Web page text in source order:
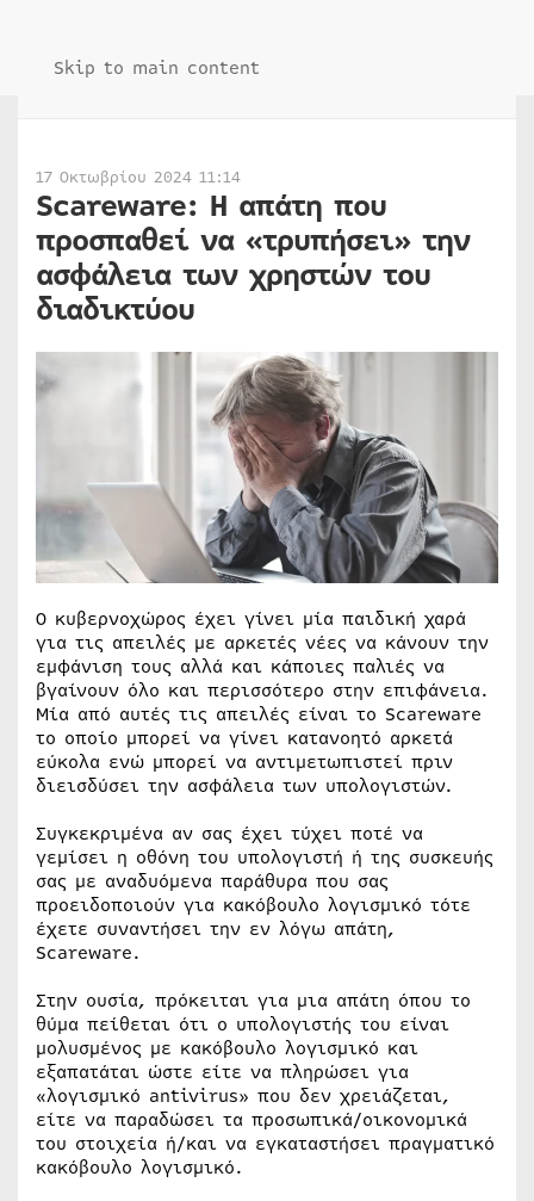
Skip to main content
17 Οκτωβρίου 2024 11:14
Scareware: Η απάτη που
προσπαθεί να «τρυπήσει» την
ασφάλεια των χρηστών του
διαδικτύου
Ο κυβερνοχώρος έχει γίνει μία παιδική χαρά
για τις απειλές με αρκετές νέες να κάνουν την
εμφάνιση τους αλλά και κάποιες παλιές να
βγαίνουν όλο και περισσότερο στην επιφάνεια.
Μία από αυτές τις απειλές είναι το Scareware
το οποίο μπορεί να γίνει κατανοητό αρκετά
εύκολα ενώ μπορεί να αντιμετωπιστεί πριν
διεισδύσει την ασφάλεια των υπολογιστών.
Συγκεκριμένα αν σας έχει τύχει ποτέ να
γεμίσει η οθόνη του υπολογιστή ή της συσκευής
σας με αναδυόμενα παράθυρα που σας
προειδοποιούν για κακόβουλο λογισμικό τότε
έχετε συναντήσει την εν λόγω απάτη,
Scareware.
Στην ουσία, πρόκειται για μια απάτη όπου το
θύμα πείθεται ότι ο υπολογιστής του είναι
μολυσμένος με κακόβουλο λογισμικό και
εξαπατάται ώστε είτε να πληρώσει για
«λογισμικό antivirus» που δεν χρειάζεται,
είτε να παραδώσει τα προσωπικά/οικονομικά
του στοιχεία ή/και να εγκαταστήσει πραγματικό
κακόβουλο λογισμικό.